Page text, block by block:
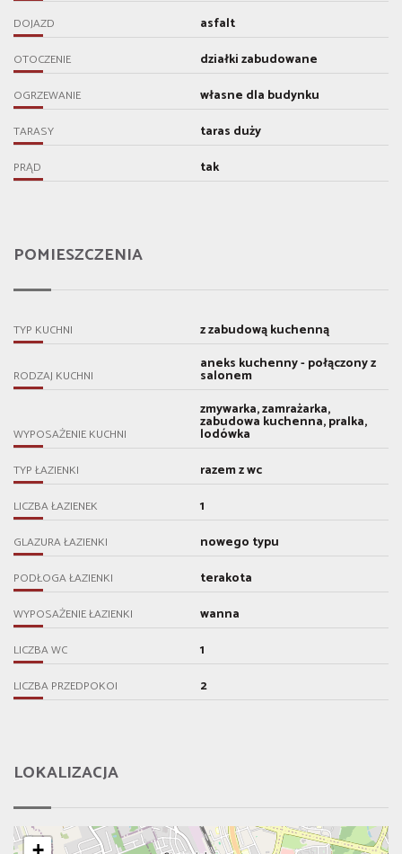
DOJAZD asfalt
OTOCZENIE działki zabudowane
OGRZEWANIE własne dla budynku
TARASY taras duży
PRĄD tak
POMIESZCZENIA
TYP KUCHNI z zabudową kuchenną
RODZAJ KUCHNI
aneks kuchenny - połączony z
salonem
WYPOSAŻENIE KUCHNI
zmywarka, zamrażarka,
zabudowa kuchenna, pralka,
lodówka
TYP ŁAZIENKI razem z wc
LICZBA ŁAZIENEK 1
GLAZURA ŁAZIENKI nowego typu
PODŁOGA ŁAZIENKI terakota
WYPOSAŻENIE ŁAZIENKI wanna
LICZBA WC 1
LICZBA PRZEDPOKOI 2
LOKALIZACJA